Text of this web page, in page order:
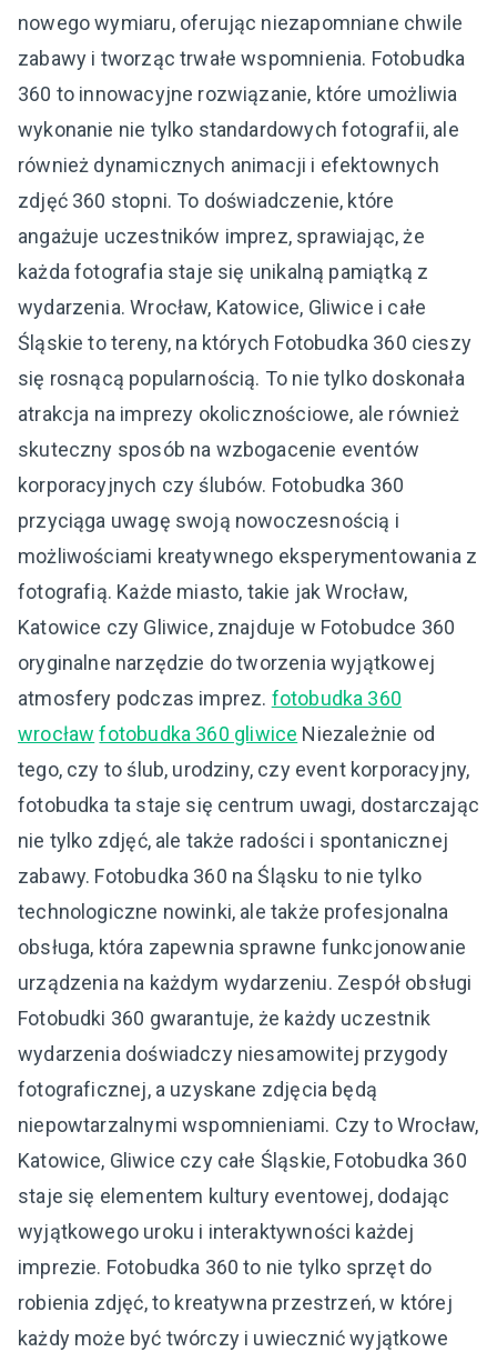
nowego wymiaru, oferując niezapomniane chwile
zabawy i tworząc trwałe wspomnienia. Fotobudka
360 to innowacyjne rozwiązanie, które umożliwia
wykonanie nie tylko standardowych fotografii, ale
również dynamicznych animacji i efektownych
zdjęć 360 stopni. To doświadczenie, które
angażuje uczestników imprez, sprawiając, że
każda fotografia staje się unikalną pamiątką z
wydarzenia. Wrocław, Katowice, Gliwice i całe
Śląskie to tereny, na których Fotobudka 360 cieszy
się rosnącą popularnością. To nie tylko doskonała
atrakcja na imprezy okolicznościowe, ale również
skuteczny sposób na wzbogacenie eventów
korporacyjnych czy ślubów. Fotobudka 360
przyciąga uwagę swoją nowoczesnością i
możliwościami kreatywnego eksperymentowania z
fotografią. Każde miasto, takie jak Wrocław,
Katowice czy Gliwice, znajduje w Fotobudce 360
oryginalne narzędzie do tworzenia wyjątkowej
atmosfery podczas imprez. fotobudka 360
wrocław fotobudka 360 gliwice Niezależnie od
tego, czy to ślub, urodziny, czy event korporacyjny,
fotobudka ta staje się centrum uwagi, dostarczając
nie tylko zdjęć, ale także radości i spontanicznej
zabawy. Fotobudka 360 na Śląsku to nie tylko
technologiczne nowinki, ale także profesjonalna
obsługa, która zapewnia sprawne funkcjonowanie
urządzenia na każdym wydarzeniu. Zespół obsługi
Fotobudki 360 gwarantuje, że każdy uczestnik
wydarzenia doświadczy niesamowitej przygody
fotograficznej, a uzyskane zdjęcia będą
niepowtarzalnymi wspomnieniami. Czy to Wrocław,
Katowice, Gliwice czy całe Śląskie, Fotobudka 360
staje się elementem kultury eventowej, dodając
wyjątkowego uroku i interaktywności każdej
imprezie. Fotobudka 360 to nie tylko sprzęt do
robienia zdjęć, to kreatywna przestrzeń, w której
każdy może być twórczy i uwiecznić wyjątkowe